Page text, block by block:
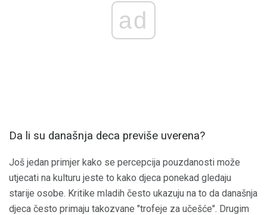
ad
Da li su današnja deca previše uverena?
Još jedan primjer kako se percepcija pouzdanosti može
utjecati na kulturu jeste to kako djeca ponekad gledaju
starije osobe. Kritike mladih često ukazuju na to da današnja
djeca često primaju takozvane "trofeje za učešće". Drugim